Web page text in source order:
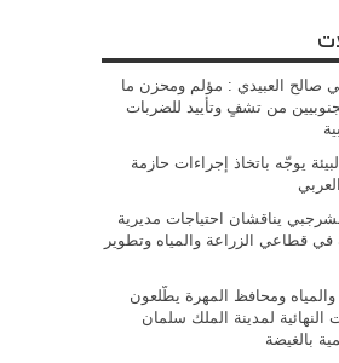
صالح العبيدي : مؤلم ومحزن ما
من تشفٍ وتأييد للضربات
يوجّه باتخاذ إجراءات حازمة
يناقشان احتياجات مديرية
قطاعي الزراعة والمياه وتطوير
والمياه ومحافظ المهرة يطّلعون
النهائية لمدينة الملك سلمان
بالغيضة